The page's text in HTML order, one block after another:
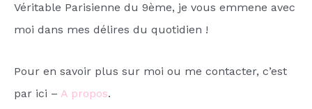
Véritable Parisienne du 9ème, je vous emmene avec
moi dans mes délires du quotidien !
Pour en savoir plus sur moi ou me contacter, c’est
par ici – A propos.